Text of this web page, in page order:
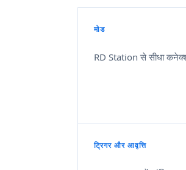
मोड
RD Station से सीधा
ट्रिगर और आवृत्ति